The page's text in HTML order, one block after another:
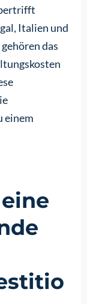
Italien und
das
einem